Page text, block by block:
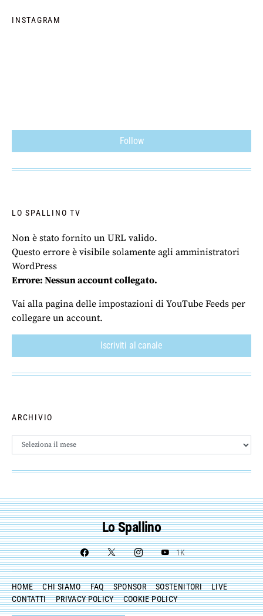
INSTAGRAM
Follow
LO SPALLINO TV
Non è stato fornito un URL valido.
Questo errore è visibile solamente agli amministratori
WordPress
Errore: Nessun account collegato.
Vai alla pagina delle impostazioni di YouTube Feeds per
collegare un account.
Iscriviti al canale
ARCHIVIO
Archivio
Lo Spallino
1K
HOME CHI SIAMO FAQ SPONSOR SOSTENITORI
LIVE
CONTATTI
PRIVACY POLICY COOKIE POLICY